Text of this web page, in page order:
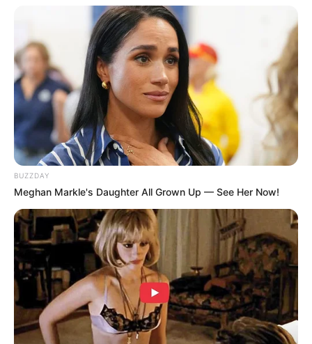
8. Bukan lampu biasa, kamu bisa kreasikan
membentuk bak bunga. Lampu kece cocok untuk
lampu kafe
BUZZDAY
Meghan Markle's Daughter All Grown Up — See Her Now!